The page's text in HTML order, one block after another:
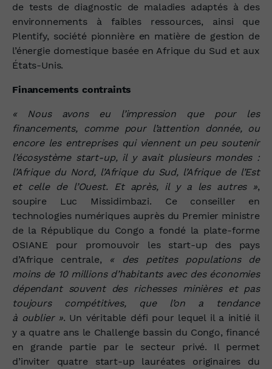
de tests de diagnostic de maladies adaptés à des
environnements à faibles ressources, ainsi que
Plentify, société pionnière en matière de gestion de
l’énergie domestique basée en Afrique du Sud et aux
États‑Unis.
Financements contraints
« Nous avons eu l’impression que pour les
financements, comme pour l’attention donnée, ou
encore les entreprises qui viennent un peu soutenir
l’écosystème start‑up, il y avait plusieurs mondes :
l’Afrique du Nord, l’Afrique du Sud, l’Afrique de l’Est
et celle de l’Ouest. Et après, il y a les autres »,
soupire Luc Missidimbazi. Ce conseiller en
technologies numériques auprès du Premier ministre
de la République du Congo a fondé la plate‑forme
OSIANE pour promouvoir les start‑up des pays
d’Afrique centrale, « des petites populations de
moins de 10 millions d’habitants avec des économies
dépendant souvent des richesses minières et pas
toujours compétitives, que l’on a tendance
à oublier ». Un véritable défi pour lequel il a initié il
y a quatre ans le Challenge bassin du Congo, financé
en grande partie par le secteur privé. Il permet
d’inviter quatre start‑up lauréates originaires du